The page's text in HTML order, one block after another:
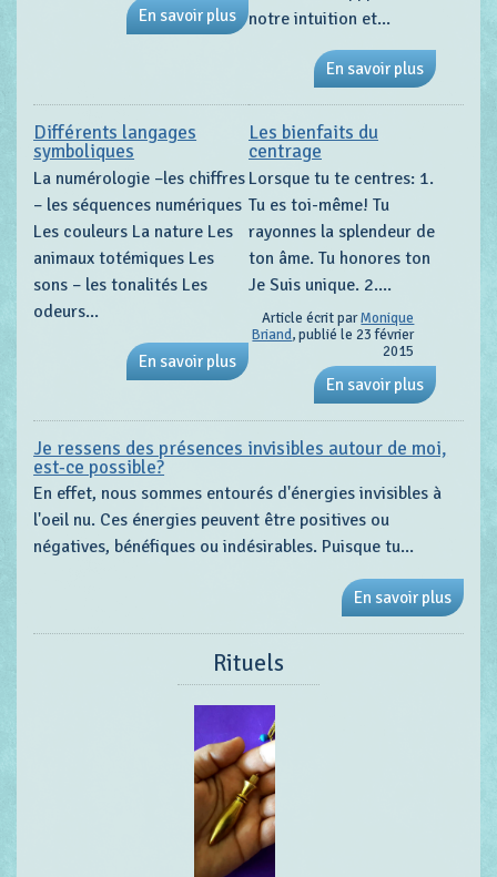
En savoir plus
notre intuition et...
En savoir plus
Différents langages
symboliques
La numérologie –les chiffres
– les séquences numériques
Les couleurs La nature Les
animaux totémiques Les
sons – les tonalités Les
odeurs...
En savoir plus
Les bienfaits du
centrage
Lorsque tu te centres: 1.
Tu es toi-même! Tu
rayonnes la splendeur de
ton âme. Tu honores ton
Je Suis unique. 2....
Article écrit parMonique
Briand, publié le 23 février
2015
En savoir plus
Je ressens des présences invisibles autour de moi,
est-ce possible?
En effet, nous sommes entourés d'énergies invisibles à
l'oeil nu. Ces énergies peuvent être positives ou
négatives, bénéfiques ou indésirables. Puisque tu...
En savoir plus
Rituels